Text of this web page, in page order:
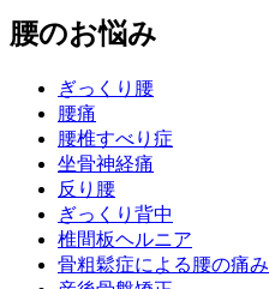
腰のお悩み
ぎっくり腰
腰痛
腰椎すべり症
坐骨神経痛
反り腰
ぎっくり背中
椎間板ヘルニア
骨粗鬆症による腰の痛み